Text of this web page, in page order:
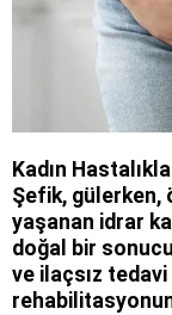
Kadın
Şefik, gülerken,
yaşanan idrar
doğal bir
ve ilaçsız